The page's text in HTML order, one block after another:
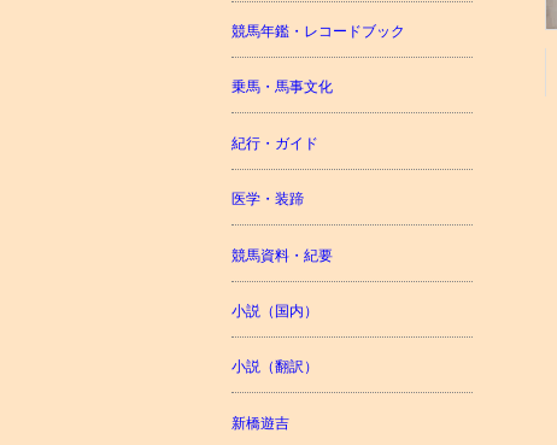
競馬年鑑・レコードブック
乗馬・馬事文化
紀行・ガイド
医学・装蹄
競馬資料・紀要
小説（国内）
小説（翻訳）
新橋遊吉